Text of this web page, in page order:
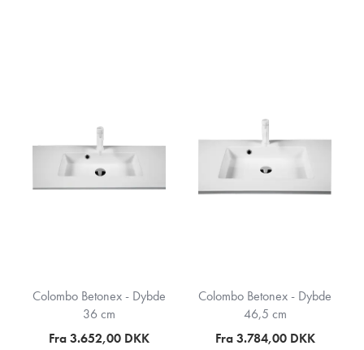
Colombo Betonex - Dybde
36 cm
Fra 3.652,00 DKK
Colombo Betonex - Dybde
46,5 cm
Fra 3.784,00 DKK